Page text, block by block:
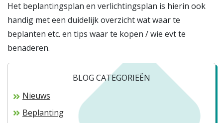
Het beplantingsplan en verlichtingsplan is hierin ook
handig met een duidelijk overzicht wat waar te
beplanten etc. en tips waar te kopen / wie evt te
benaderen.
BLOG CATEGORIEËN
Nieuws
Beplanting